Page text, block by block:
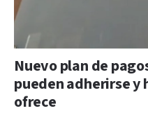
Nuevo plan de
pueden adherirse y
ofrece